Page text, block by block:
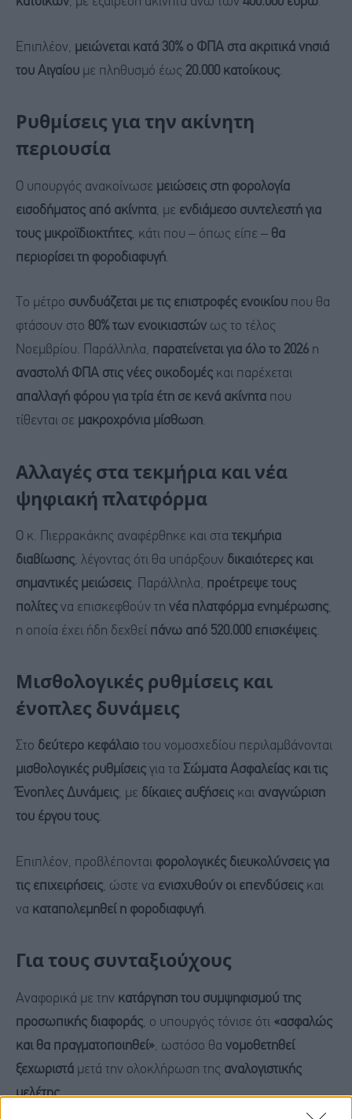
Επιπλέον, μειώνεται κατά 30% ο ΦΠΑ στα ακριτικά νησιά
του Αιγαίου με πληθυσμό έως 20.000 κατοίκους.
Ρυθμίσεις για την ακίνητη
περιουσία
Ο υπουργός ανακοίνωσε μειώσεις στη φορολογία
εισοδήματος από ακίνητα, με ενδιάμεσο συντελεστή για
τους μικροϊδιοκτήτες, κάτι που – όπως είπε – θα
περιορίσει τη φοροδιαφυγή.
Το μέτρο συνδυάζεται με τις επιστροφές ενοικίου που θα
φτάσουν στο 80% των ενοικιαστών ως το τέλος
Νοεμβρίου. Παράλληλα, παρατείνεται για όλο το 2026 η
αναστολή ΦΠΑ στις νέες οικοδομές και παρέχεται
απαλλαγή φόρου για τρία έτη σε κενά ακίνητα που
τίθενται σε μακροχρόνια μίσθωση.
Αλλαγές στα τεκμήρια και νέα
ψηφιακή πλατφόρμα
Ο κ. Πιερρακάκης αναφέρθηκε και στα τεκμήρια
διαβίωσης, λέγοντας ότι θα υπάρξουν δικαιότερες και
σημαντικές μειώσεις. Παράλληλα, προέτρεψε τους
πολίτες να επισκεφθούν τη νέα πλατφόρμα ενημέρωσης,
η οποία έχει ήδη δεχθεί πάνω από 520.000 επισκέψεις.
Μισθολογικές ρυθμίσεις και
ένοπλες δυνάμεις
Στο δεύτερο κεφάλαιο του νομοσχεδίου περιλαμβάνονται
μισθολογικές ρυθμίσεις για τα Σώματα Ασφαλείας και τις
Ένοπλες Δυνάμεις, με δίκαιες αυξήσεις και αναγνώριση
του έργου τους.
Επιπλέον, προβλέπονται φορολογικές διευκολύνσεις για
τις επιχειρήσεις, ώστε να ενισχυθούν οι επενδύσεις και
να καταπολεμηθεί η φοροδιαφυγή.
Για τους συνταξιούχους
Αναφορικά με την κατάργηση του συμψηφισμού της
προσωπικής διαφοράς, ο υπουργός τόνισε ότι «ασφαλώς
και θα πραγματοποιηθεί», ωστόσο θα νομοθετηθεί
ξεχωριστά μετά την ολοκλήρωση της αναλογιστικής
μελέτης.